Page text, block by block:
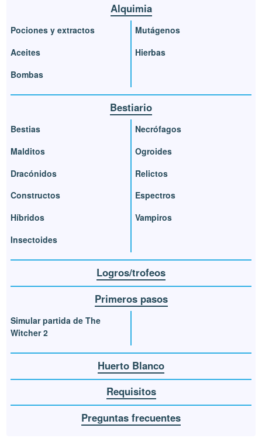
Alquimia
Pociones y extractos
Aceites
Bombas
Mutágenos
Hierbas
Bestiario
Bestias
Malditos
Dracónidos
Constructos
Híbridos
Insectoides
Necrófagos
Ogroides
Relictos
Espectros
Vampiros
Logros/trofeos
Primeros pasos
Simular partida de The
Witcher 2
Huerto Blanco
Requisitos
Preguntas frecuentes